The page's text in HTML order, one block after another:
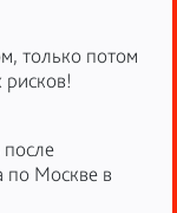
только потом
рисков!
по Москве в